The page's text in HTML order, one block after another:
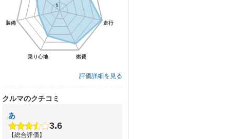
走行
燃費
乗り心地
装備
1
走行
燃費
乗り心地
装備
1
評価詳細を見る
クルマのクチコミ
あ
3.6
【総合評価】